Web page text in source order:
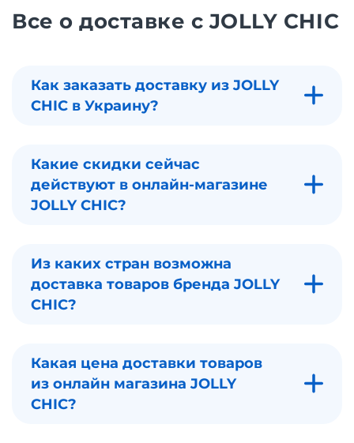
Все о доставке с JOLLY CHIC
Как заказать доставку из JOLLY
CHIC в Украину?
Какие скидки сейчас
действуют в онлайн-магазине
JOLLY CHIC?
Из каких стран возможна
доставка товаров бренда JOLLY
CHIC?
Какая цена доставки товаров
из онлайн магазина JOLLY
CHIC?